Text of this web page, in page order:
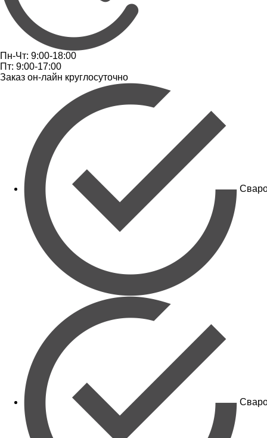
Пн-Чт: 9:00-18:00
Пт: 9:00-17:00
Заказ он-лайн круглосуточно